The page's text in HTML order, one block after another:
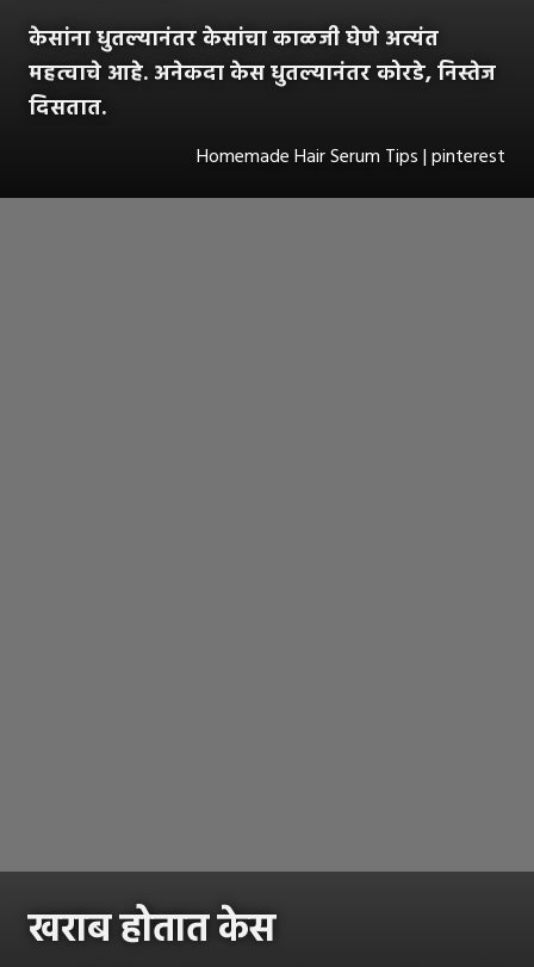
केसांना धुतल्यानंतर केसांचा काळजी घेणे अत्यंत
महत्वाचे आहे. अनेकदा केस धुतल्यानंतर कोरडे, निस्तेज
दिसतात.
Homemade Hair Serum Tips | pinterest
खराब होतात केस